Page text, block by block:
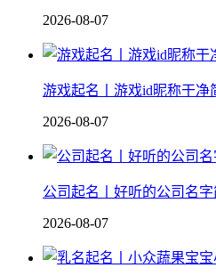
2026-08-07
游戏起名丨游戏id昵称干净
2026-08-07
公司起名丨好听的公司名
2026-08-07